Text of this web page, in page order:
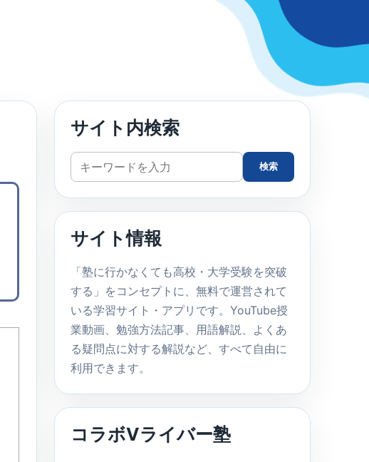
サイト内検索
サ
イ
ト
検
検索
サイト情報
「塾に行かなくても高校・大学受験を突破
する」をコンセプトに、無料で運営されて
いる学習サイト・アプリです。YouTube授
業動画、勉強方法記事、用語解説、よくあ
る疑問点に対する解説など、すべて自由に
利用できます。
コラボVライバー塾